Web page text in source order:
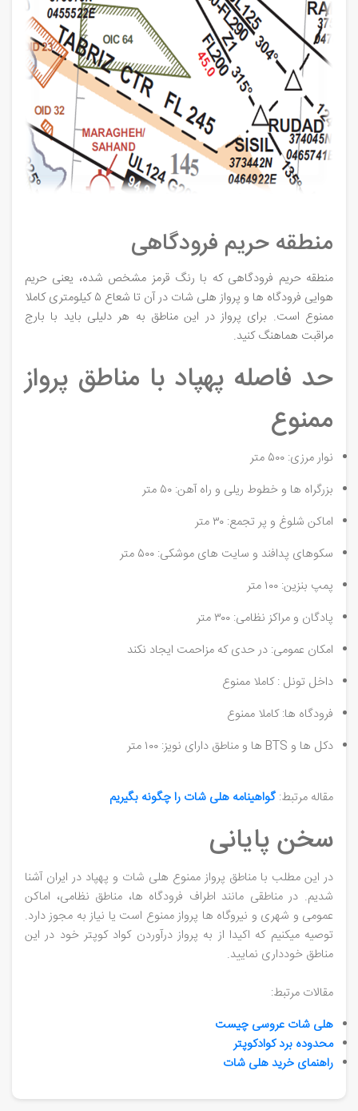
منطقه حریم فرودگاهی
منطقه حریم فرودگاهی که با رنگ قرمز مشخص شده، یعنی حریم
هوایی فرودگاه ها و پرواز هلی شات در آن تا شعاع ۵ کیلومتری کاملا
ممنوع است. برای پرواز در این مناطق به هر دلیلی باید با بارج
مراقبت هماهنگ کنید.
حد فاصله پهپاد با مناطق پرواز
ممنوع
نوار مرزی: ۵۰۰ متر
بزرگراه ها و خطوط ریلی و راه آهن: ۵۰ متر
اماکن شلوغ و پر تجمع: ۳۰ متر
سکوهای پدافند و سایت های موشکی: ۵۰۰ متر
پمپ بنزین: ۱۰۰ متر
پادگان و مراکز نظامی: ۳۰۰ متر
امکان عمومی: در حدی که مزاحمت ایجاد نکند
داخل تونل : کاملا ممنوع
فرودگاه ها: کاملا ممنوع
دکل ها و BTS ها و مناطق دارای نویز: ۱۰۰ متر
مقاله مرتبط:گواهینامه هلی شات را چگونه بگیریم
سخن پایانی
در این مطلب با مناطق پرواز ممنوع هلی شات و پهپاد در ایران آشنا
شدیم. در مناطقی مانند اطراف فرودگاه ها، مناطق نظامی، اماکن
عمومی و شهری و نیروگاه ها پرواز ممنوع است یا نیاز به مجوز دارد.
توصیه میکنیم که اکیدا از به پرواز درآوردن کواد کوپتر خود در این
مناطق خودداری نمایید.
مقالات مرتبط:
هلی شات عروسی چیست
محدوده برد کوادکوپتر
راهنمای خرید هلی شات